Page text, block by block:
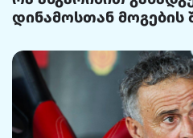
დინამოსთან მოგების